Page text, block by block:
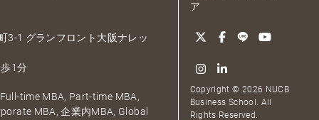
3-1 グランフロント大阪ナレッ
1分
time MBA, Part-time MBA,
MBA, 企業内MBA, Global
ア
Copyright © 2026 NUCB
Business School. All
Rights Reserved.